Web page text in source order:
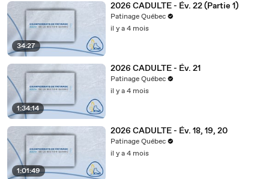
34:27
2026 CADULTE - Év. 22 (Partie 1)
Patinage Québec
il y a 4 mois
1:34:14
2026 CADULTE - Év. 21
Patinage Québec
il y a 4 mois
1:01:49
2026 CADULTE - Év. 18, 19, 20
Patinage Québec
il y a 4 mois